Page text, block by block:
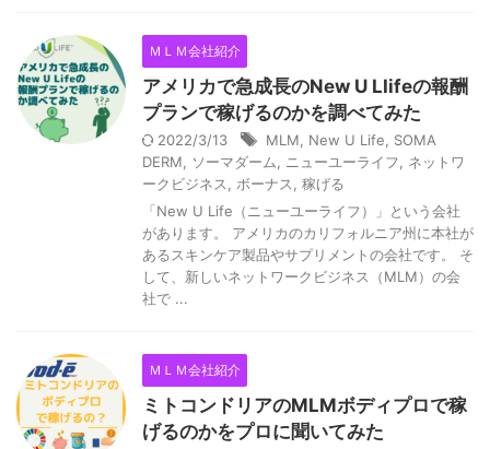
ＭＬＭ会社紹介
アメリカで急成長のNew U LIifeの報酬
プランで稼げるのかを調べてみた
2022/3/13 MLM New U Life
SOMA
DERM
ソーマダーム ニューユーライフ
ネットワ
ークビジネス
ボーナス
稼げる
「New U Life（ニューユーライフ）」という会社
があります。 アメリカのカリフォルニア州に本社が
あるスキンケア製品やサプリメントの会社です。 そ
して、新しいネットワークビジネス（MLM）の会
社で ...
ＭＬＭ会社紹介
ミトコンドリアのMLMボディプロで稼
げるのかをプロに聞いてみた